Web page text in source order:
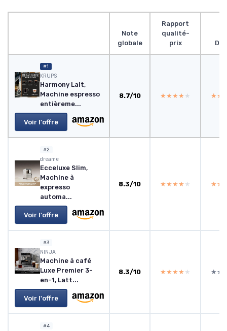
Note
globale
Rapport
qualité-
prix
#1
KRUPS
Harmony Lait,
Machine espresso
entièreme...
Voir l'offre
8.7/10 ★★★★★
★★★★★
#2
dreame
Ecceluxe Slim,
Machine à
expresso
automa...
Voir l'offre
8.3/10 ★★★★★
★★★★★
#3
NINJA
Machine à café
Luxe Premier 3-
en-1, Latt...
Voir l'offre
8.3/10 ★★★★★
★★★★★
#4